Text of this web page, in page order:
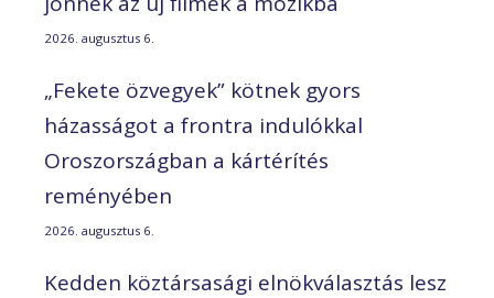
2026. augusztus 6.
„Fekete özvegyek” kötnek gyors
házasságot a frontra indulókkal
Oroszországban a kártérítés
reményében
2026. augusztus 6.
Kedden köztársasági elnökválasztás lesz